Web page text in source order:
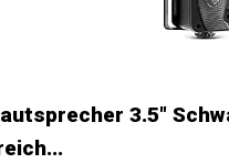
3.5"